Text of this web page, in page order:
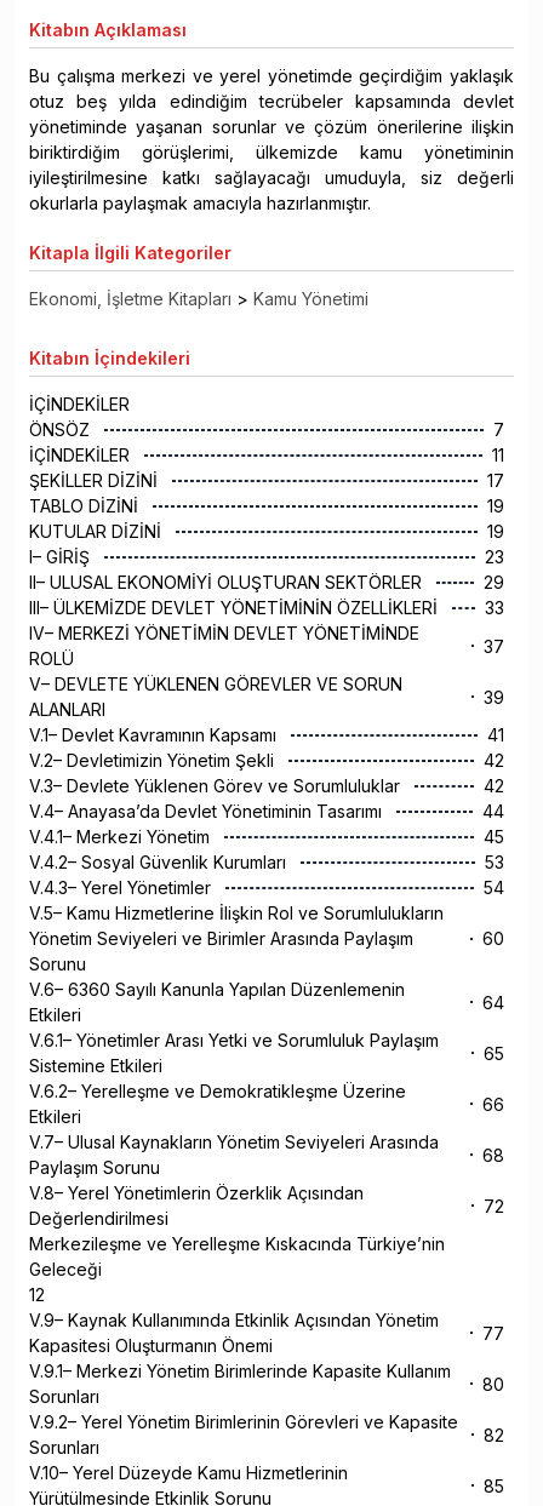
Kitabın Açıklaması
Bu çalışma merkezi ve yerel yönetimde geçirdiğim yaklaşık
otuz beş yılda edindiğim tecrübeler kapsamında devlet
yönetiminde yaşanan sorunlar ve çözüm önerilerine ilişkin
biriktirdiğim görüşlerimi, ülkemizde kamu yönetiminin
iyileştirilmesine katkı sağlayacağı umuduyla, siz değerli
okurlarla paylaşmak amacıyla hazırlanmıştır.
Kitapla İlgili Kategoriler
Ekonomi, İşletme Kitapları > Kamu Yönetimi
Kitabın İçindekileri
İÇİNDEKİLER
ÖNSÖZ
7
İÇİNDEKİLER
11
ŞEKİLLER DİZİNİ
17
TABLO DİZİNİ
19
KUTULAR DİZİNİ
19
I– GİRİŞ
23
II– ULUSAL EKONOMİYİ OLUŞTURAN SEKTÖRLER
29
III– ÜLKEMİZDE DEVLET YÖNETİMİNİN ÖZELLİKLERİ
33
IV– MERKEZİ YÖNETİMİN DEVLET YÖNETİMİNDE
ROLÜ
37
V– DEVLETE YÜKLENEN GÖREVLER VE SORUN
ALANLARI
39
V.1– Devlet Kavramının Kapsamı
41
V.2– Devletimizin Yönetim Şekli
42
V.3– Devlete Yüklenen Görev ve Sorumluluklar
42
V.4– Anayasa’da Devlet Yönetiminin Tasarımı
44
V.4.1– Merkezi Yönetim
45
V.4.2– Sosyal Güvenlik Kurumları
53
V.4.3– Yerel Yönetimler
54
V.5– Kamu Hizmetlerine İlişkin Rol ve Sorumlulukların
Yönetim Seviyeleri ve Birimler Arasında Paylaşım
Sorunu
60
V.6– 6360 Sayılı Kanunla Yapılan Düzenlemenin
Etkileri
64
V.6.1– Yönetimler Arası Yetki ve Sorumluluk Paylaşım
Sistemine Etkileri
65
V.6.2– Yerelleşme ve Demokratikleşme Üzerine
Etkileri
66
V.7– Ulusal Kaynakların Yönetim Seviyeleri Arasında
Paylaşım Sorunu
68
V.8– Yerel Yönetimlerin Özerklik Açısından
Değerlendirilmesi
72
Merkezileşme ve Yerelleşme Kıskacında Türkiye’nin
Geleceği
12
V.9– Kaynak Kullanımında Etkinlik Açısından Yönetim
Kapasitesi Oluşturmanın Önemi
77
V.9.1– Merkezi Yönetim Birimlerinde Kapasite Kullanım
Sorunları
80
V.9.2– Yerel Yönetim Birimlerinin Görevleri ve Kapasite
Sorunları
82
V.10– Yerel Düzeyde Kamu Hizmetlerinin
Yürütülmesinde Etkinlik Sorunu
85